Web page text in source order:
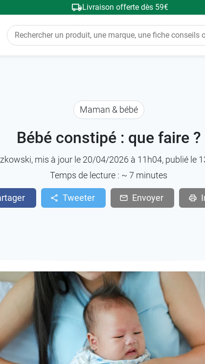
Livraison offerte dès 59€
Maman & bébé
Bébé constipé : que faire ?
, mis à jour le 20/04/2026 à 11h04, publié le
Temps de lecture : ~ 7 minutes
Tweeter Envoyer